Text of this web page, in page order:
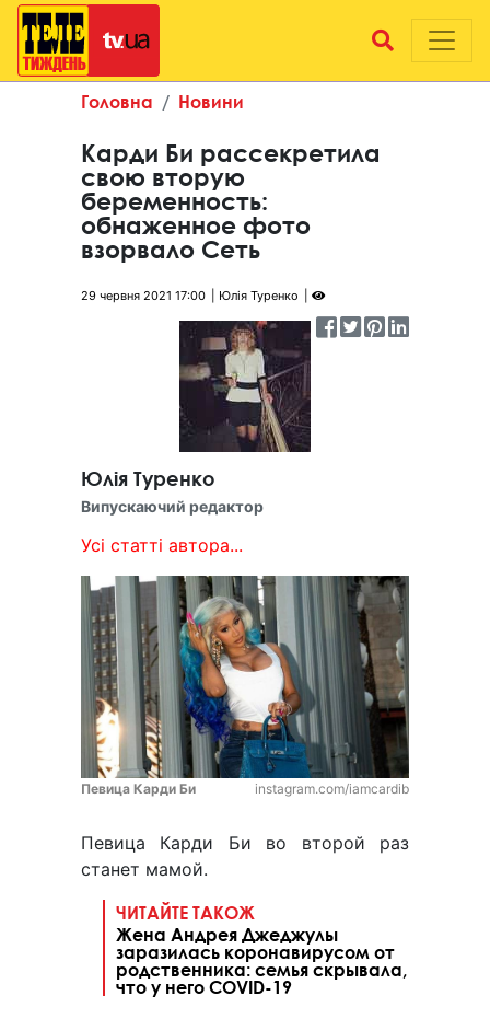
Головна Новини
Карди Би рассекретила
свою вторую
беременность:
обнаженное фото
взорвало Сеть
29 червня 2021 17:00 Юлія Туренко
Юлія Туренко
Випускаючий редактор
Усі статті автора...
Певица Карди Би instagram.com/iamcardib
Певица Карди Би во второй раз
станет мамой.
ЧИТАЙТЕ ТАКОЖ
Жена Андрея Джеджулы
заразилась коронавирусом от
родственника: семья скрывала,
что у него COVID-19